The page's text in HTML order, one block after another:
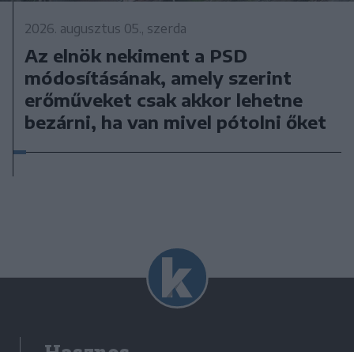
2026. augusztus 05., szerda
Az elnök nekiment a PSD
módosításának, amely szerint
erőműveket csak akkor lehetne
bezárni, ha van mivel pótolni őket